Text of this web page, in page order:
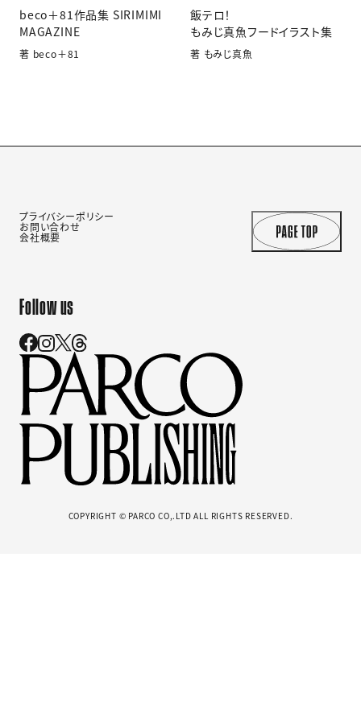
beco＋81作品集 SIRIMIMI
MAGAZINE
著 beco＋81
飯テロ！
もみじ真魚フードイラスト集
著 もみじ真魚
プライバシーポリシー
お問い合わせ
会社概要
Follow us
COPYRIGHT © PARCO CO,.LTD ALL RIGHTS RESERVED.